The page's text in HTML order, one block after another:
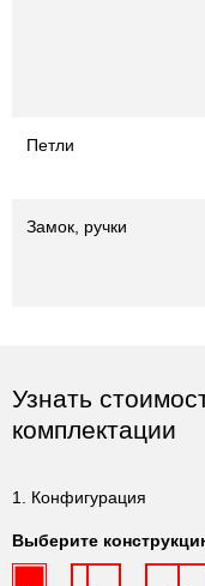
Петли
Замок, ручки
Узнать
комплектации
1. Конфигурация
Выберите